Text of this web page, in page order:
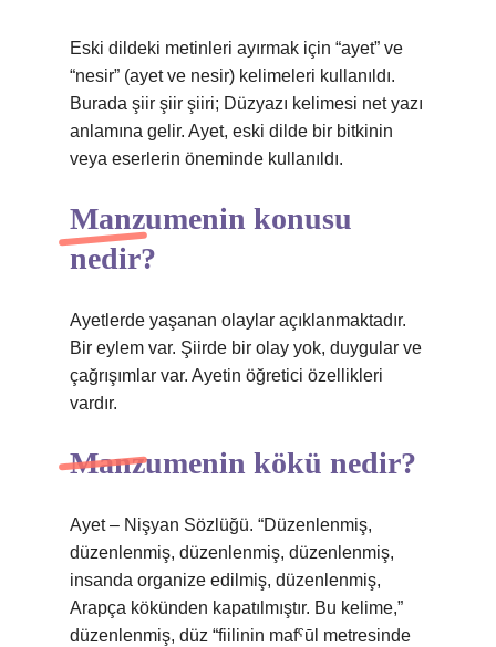
Eski dildeki metinleri ayırmak için “ayet” ve
“nesir” (ayet ve nesir) kelimeleri kullanıldı.
Burada şiir şiir şiiri; Düzyazı kelimesi net yazı
anlamına gelir. Ayet, eski dilde bir bitkinin
veya eserlerin öneminde kullanıldı.
Manzumenin konusu
nedir?
Ayetlerde yaşanan olaylar açıklanmaktadır.
Bir eylem var. Şiirde bir olay yok, duygular ve
çağrışımlar var. Ayetin öğretici özellikleri
vardır.
Manzumenin kökü nedir?
Ayet – Nişyan Sözlüğü. “Düzenlenmiş,
düzenlenmiş, düzenlenmiş, düzenlenmiş,
insanda organize edilmiş, düzenlenmiş,
Arapça kökünden kapatılmıştır. Bu kelime,”
düzenlenmiş, düz “fiilinin mafˁūl metresinde